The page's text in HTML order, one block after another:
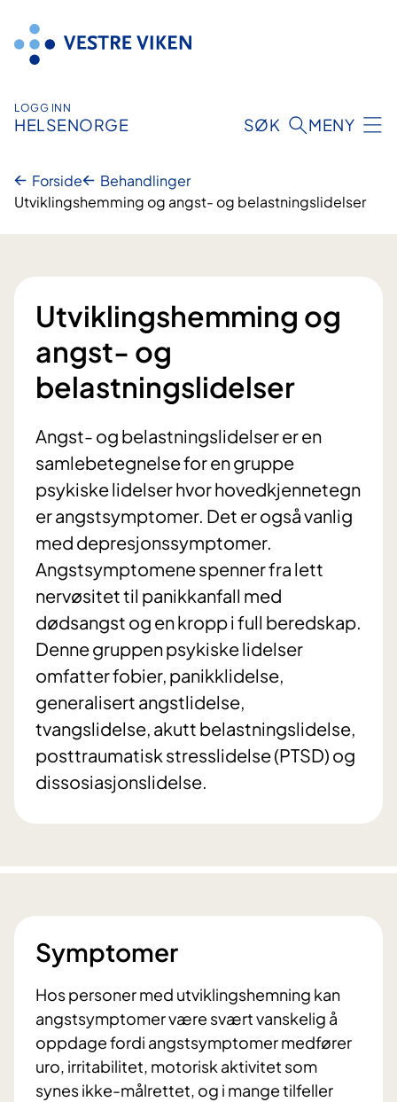
innhold
LOGG INN
HELSENORGE SØK MENY
Forside
Behandlinger
Utviklingshemming og angst- og belastningslidelser
Utviklingshemming og
angst- og
belastningslidelser
Angst- og belastningslidelser er en
samlebetegnelse for en gruppe
psykiske lidelser hvor hovedkjennetegn
er angstsymptomer. Det er også vanlig
med depresjonssymptomer.
Angstsymptomene spenner fra lett
nervøsitet til panikkanfall med
dødsangst og en kropp i full beredskap.
Denne gruppen psykiske lidelser
omfatter fobier, panikklidelse,
generalisert angstlidelse,
tvangslidelse, akutt belastningslidelse,
posttraumatisk stresslidelse (PTSD) og
dissosiasjonslidelse.
Symptomer
Hos personer med utviklingshemning kan
angstsymptomer være svært vanskelig å
oppdage fordi angstsymptomer medfører
uro, irritabilitet, motorisk aktivitet som
synes ikke-målrettet, og i mange tilfeller